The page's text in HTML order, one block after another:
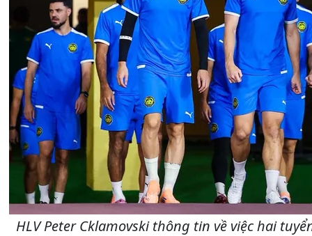
HLV Peter Cklamovski thông tin về việc hai